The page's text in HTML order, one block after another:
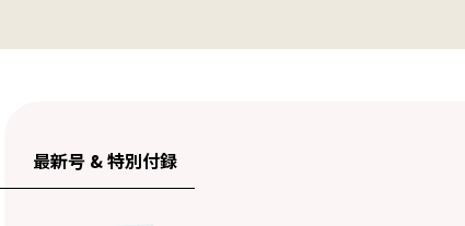
最新号 & 特別付録